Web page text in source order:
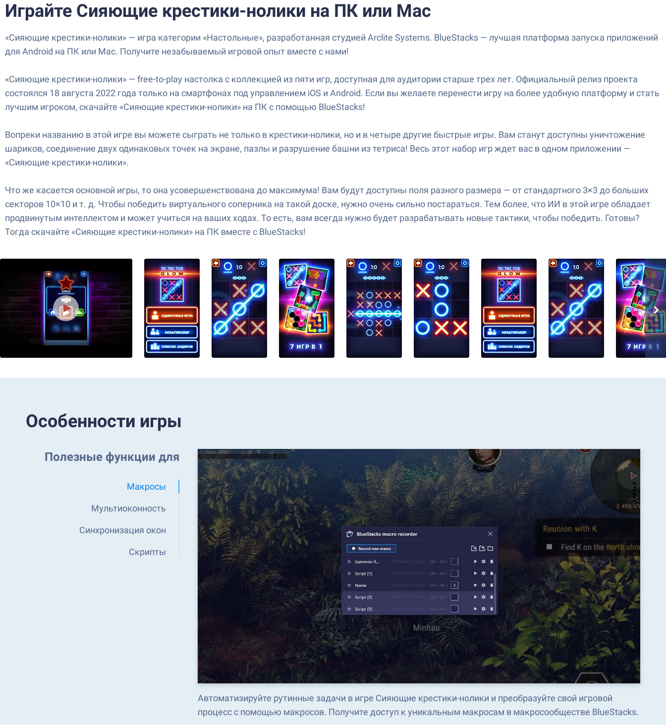
Играйте Сияющие крестики-нолики на ПК или Mac
«Сияющие крестики-нолики» — игра категории «Настольные», разработанная студией Arclite Systems. BlueStacks — лучшая платформа запуска приложений
для Android на ПК или Mac. Получите незабываемый игровой опыт вместе с нами!
«Сияющие крестики-нолики» — free-to-play настолка с коллекцией из пяти игр, доступная для аудитории старше трех лет. Официальный релиз проекта
состоялся 18 августа 2022 года только на смартфонах под управлением iOS и Android. Если вы желаете перенести игру на более удобную платформу и стать
лучшим игроком, скачайте «Сияющие крестики-нолики» на ПК с помощью BlueStacks!
Вопреки названию в этой игре вы можете сыграть не только в крестики-нолики, но и в четыре другие быстрые игры. Вам станут доступны уничтожение
шариков, соединение двух одинаковых точек на экране, пазлы и разрушение башни из тетриса! Весь этот набор игр ждет вас в одном приложении —
«Сияющие крестики-нолики».
Что же касается основной игры, то она усовершенствована до максимума! Вам будут доступны поля разного размера — от стандартного 3×3 до больших
секторов 10×10 и т. д. Чтобы победить виртуального соперника на такой доске, нужно очень сильно постараться. Тем более, что ИИ в этой игре обладает
продвинутым интеллектом и может учиться на ваших ходах. То есть, вам всегда нужно будет разрабатывать новые тактики, чтобы победить. Готовы?
Тогда скачайте «Сияющие крестики-нолики» на ПК вместе с BlueStacks!
Особенности игры
Полезные функции для
Макросы
Мультиоконность
Синхронизация окон
Скрипты
Автоматизируйте рутинные задачи в игре Сияющие крестики-нолики и преобразуйте свой игровой
процесс с помощью макросов. Получите доступ к уникальным макросам в макросообществе BlueStacks.